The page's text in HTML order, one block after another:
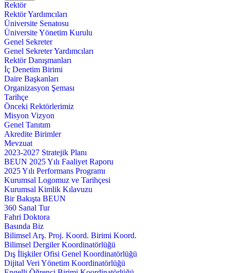
Rektör
Rektör Yardımcıları
Üniversite Senatosu
Üniversite Yönetim Kurulu
Genel Sekreter
Genel Sekreter Yardımcıları
Rektör Danışmanları
İç Denetim Birimi
Daire Başkanları
Organizasyon Şeması
Tarihçe
Önceki Rektörlerimiz
Misyon Vizyon
Genel Tanıtım
Akredite Birimler
Mevzuat
2023-2027 Stratejik Planı
BEUN 2025 Yılı Faaliyet Raporu
2025 Yılı Performans Programı
Kurumsal Logomuz ve Tarihçesi
Kurumsal Kimlik Kılavuzu
Bir Bakışta BEUN
360 Sanal Tur
Fahri Doktora
Basında Biz
Bilimsel Arş. Proj. Koord. Birimi Koord.
Bilimsel Dergiler Koordinatörlüğü
Dış İlişkiler Ofisi Genel Koordinatörlüğü
Dijital Veri Yönetim Koordinatörlüğü